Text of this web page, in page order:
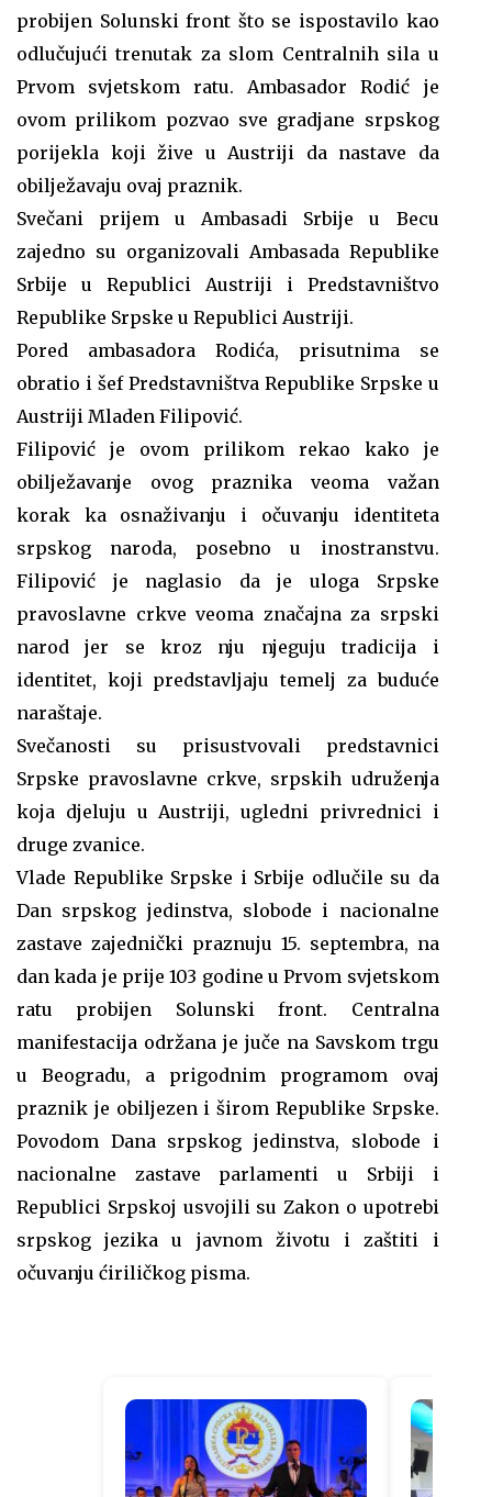
probijen Solunski front što se ispostavilo kao
odlučujući trenutak za slom Centralnih sila u
Prvom svjetskom ratu. Ambasador Rodić je
ovom prilikom pozvao sve gradjane srpskog
porijekla koji žive u Austriji da nastave da
obilježavaju ovaj praznik.
Svečani prijem u Ambasadi Srbije u Becu
zajedno su organizovali Ambasada Republike
Srbije u Republici Austriji i Predstavništvo
Republike Srpske u Republici Austriji.
Pored ambasadora Rodića, prisutnima se
obratio i šef Predstavništva Republike Srpske u
Austriji Mladen Filipović.
Filipović je ovom prilikom rekao kako je
obilježavanje ovog praznika veoma važan
korak ka osnaživanju i očuvanju identiteta
srpskog naroda, posebno u inostranstvu.
Filipović je naglasio da je uloga Srpske
pravoslavne crkve veoma značajna za srpski
narod jer se kroz nju njeguju tradicija i
identitet, koji predstavljaju temelj za buduće
naraštaje.
Svečanosti su prisustvovali predstavnici
Srpske pravoslavne crkve, srpskih udruženja
koja djeluju u Austriji, ugledni privrednici i
druge zvanice.
Vlade Republike Srpske i Srbije odlučile su da
Dan srpskog jedinstva, slobode i nacionalne
zastave zajednički praznuju 15. septembra, na
dan kada je prije 103 godine u Prvom svjetskom
ratu probijen Solunski front. Centralna
manifestacija održana je juče na Savskom trgu
u Beogradu, a prigodnim programom ovaj
praznik je obiljezen i širom Republike Srpske.
Povodom Dana srpskog jedinstva, slobode i
nacionalne zastave parlamenti u Srbiji i
Republici Srpskoj usvojili su Zakon o upotrebi
srpskog jezika u javnom životu i zaštiti i
očuvanju ćiriličkog pisma.